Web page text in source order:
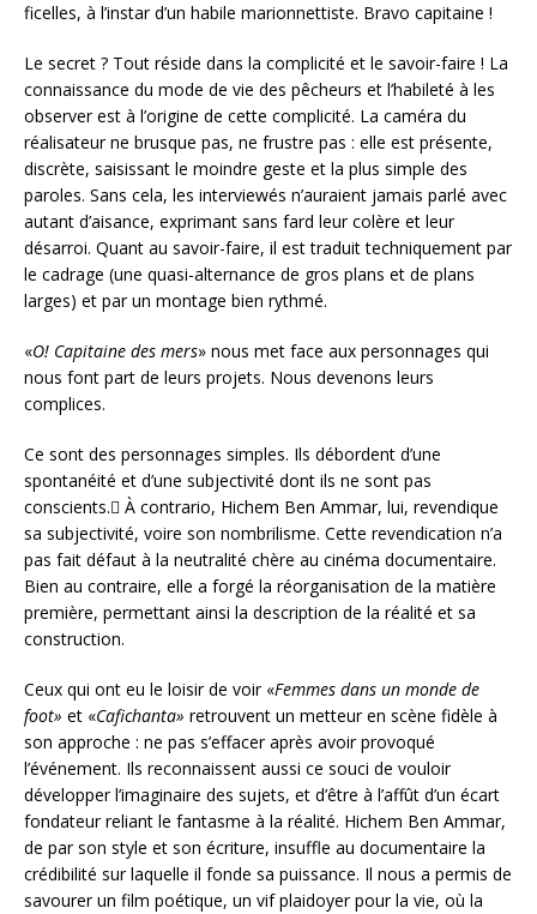
ficelles, à l’instar d’un habile marionnettiste. Bravo capitaine !
Le secret ? Tout réside dans la complicité et le savoir-faire ! La
connaissance du mode de vie des pêcheurs et l’habileté à les
observer est à l’origine de cette complicité. La caméra du
réalisateur ne brusque pas, ne frustre pas : elle est présente,
discrète, saisissant le moindre geste et la plus simple des
paroles. Sans cela, les interviewés n’auraient jamais parlé avec
autant d’aisance, exprimant sans fard leur colère et leur
désarroi. Quant au savoir-faire, il est traduit techniquement par
le cadrage (une quasi-alternance de gros plans et de plans
larges) et par un montage bien rythmé.
«O! Capitaine des mers» nous met face aux personnages qui
nous font part de leurs projets. Nous devenons leurs
complices.
Ce sont des personnages simples. Ils débordent d’une
spontanéité et d’une subjectivité dont ils ne sont pas
conscients. َÀ contrario, Hichem Ben Ammar, lui, revendique
sa subjectivité, voire son nombrilisme. Cette revendication n’a
pas fait défaut à la neutralité chère au cinéma documentaire.
Bien au contraire, elle a forgé la réorganisation de la matière
première, permettant ainsi la description de la réalité et sa
construction.
Ceux qui ont eu le loisir de voir «Femmes dans un monde de
foot» et «Cafichanta» retrouvent un metteur en scène fidèle à
son approche : ne pas s’effacer après avoir provoqué
l’événement. Ils reconnaissent aussi ce souci de vouloir
développer l’imaginaire des sujets, et d’être à l’affût d’un écart
fondateur reliant le fantasme à la réalité. Hichem Ben Ammar,
de par son style et son écriture, insuffle au documentaire la
crédibilité sur laquelle il fonde sa puissance. Il nous a permis de
savourer un film poétique, un vif plaidoyer pour la vie, où la